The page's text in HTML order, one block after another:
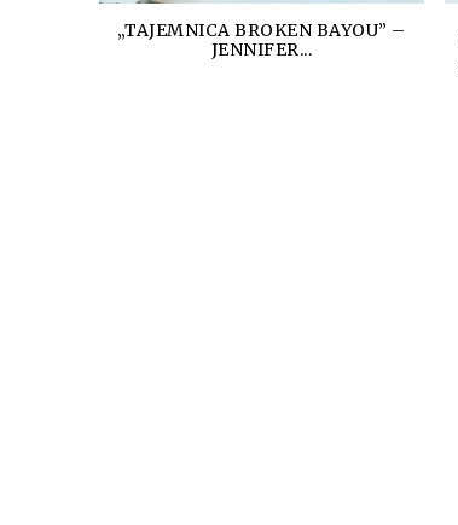
„TAJEMNICA BROKEN BAYOU” –
JENNIFER...